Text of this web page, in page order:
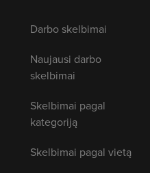
Darbo skelbimai
Naujausi darbo
skelbimai
Skelbimai pagal
kategoriją
Skelbimai pagal vietą